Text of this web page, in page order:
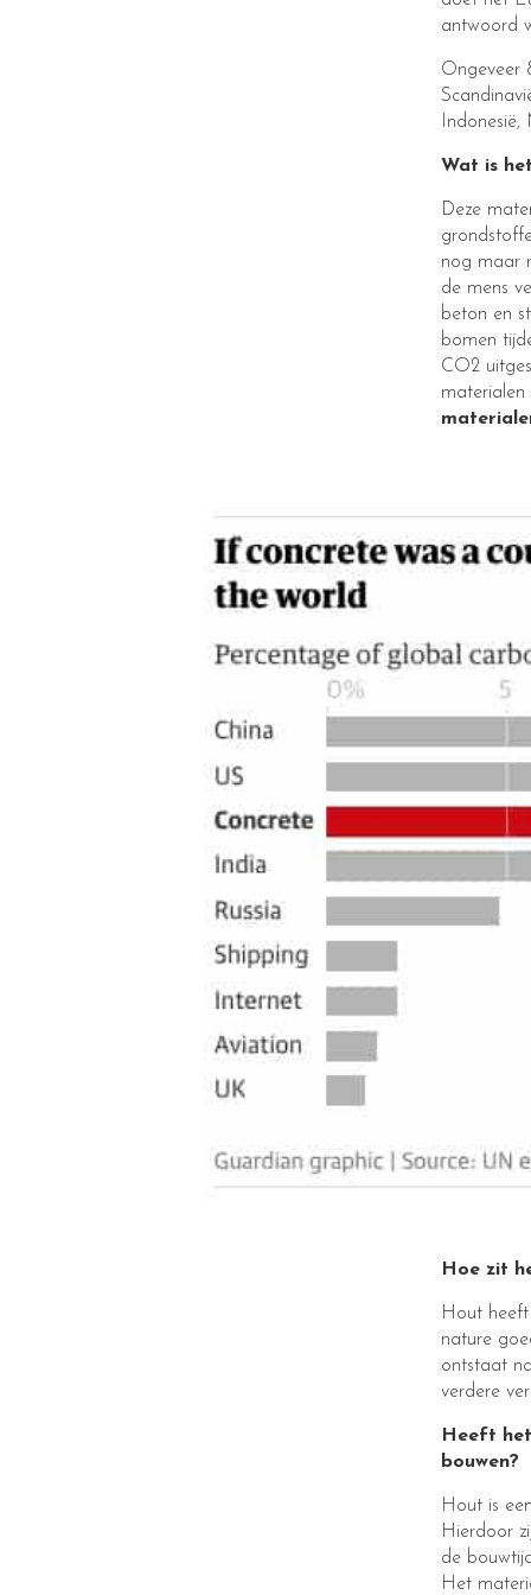
antwoord
Ongeveer
Wat is
Deze
nog maar
de mens
beton en
bomen
CO2
materialen
Hoe zit
Hout
nature
ontstaat
verdere
Heeft
bouwen?
Hout is
Hierdoor
de
Het